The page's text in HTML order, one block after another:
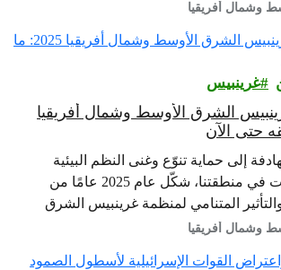
وشمال أفريقيا
غرينبيس‎
الشرق الأوسط وشمال أفريقيا
إلى حماية تنوّع وغنى النظم البيئية
الطبيعية والمجتمعات في منطقتنا، شكّل عام 2025 عامًا من
المتنامي لمنظمة غرينبيس الشرق
وشمال أفريقيا